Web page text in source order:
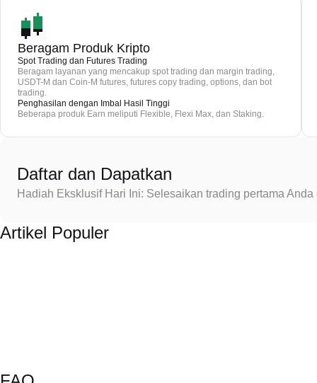
Beragam Produk Kripto
Spot Trading dan Futures Trading
Beragam layanan yang mencakup spot trading dan margin trading,
USDT-M dan Coin-M futures, futures copy trading, options, dan bot
trading.
Penghasilan dengan Imbal Hasil Tinggi
Beberapa produk Earn meliputi Flexible, Flexi Max, dan Staking.
Daftar dan Dapatkan
Hadiah Eksklusif Hari Ini: Selesaikan trading pertama
Artikel Populer